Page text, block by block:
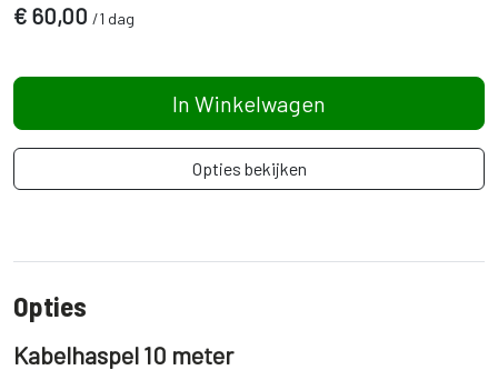
€ 60,00 /1 dag
In Winkelwagen
Opties bekijken
Opties
Kabelhaspel 10 meter